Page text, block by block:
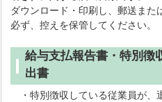
ダウンロード・印刷し、郵送また
必ず、控えを保管してください。
給与支払報告書・特別徴
出書
・特別徴収している従業員が、